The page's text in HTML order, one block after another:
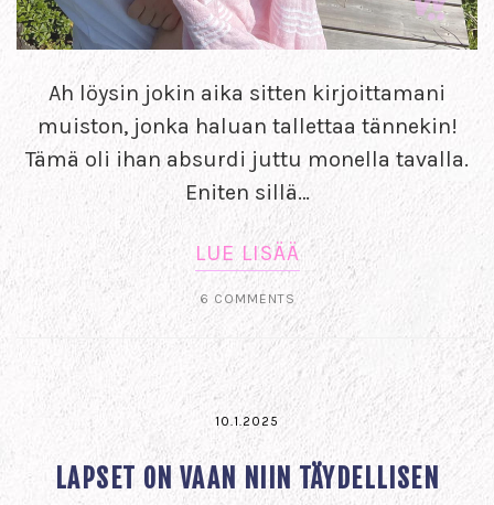
Ah löysin jokin aika sitten kirjoittamani
muiston, jonka haluan tallettaa tännekin!
Tämä oli ihan absurdi juttu monella tavalla.
Eniten sillä…
LUE LISÄÄ
6 COMMENTS
10.1.2025
LAPSET ON VAAN NIIN TÄYDELLISEN